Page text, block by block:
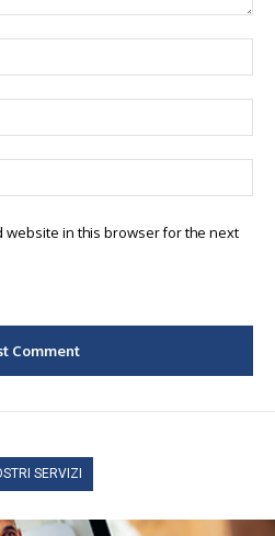
website in this browser for the next
SERVIZI